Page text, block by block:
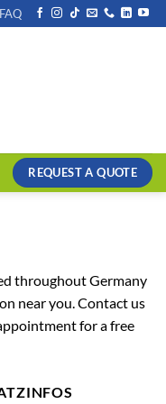
FAQ
REQUEST A QUOTE
throughout Germany
near you. Contact us
for a free